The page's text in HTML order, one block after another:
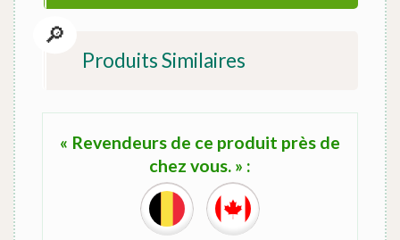
Produits Similaires
« Revendeurs de ce produit près de
chez vous. » :